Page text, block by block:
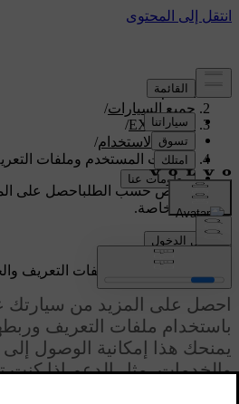
الدعم/
جميع السيارات/
EX90 2026
/
دليل الاستخدام/
حسابات المستخدم وملفات
دعم مخصص حسب الطلباحصل على
بسيارتك الخاصة.
تسجيل الدخول
حسابات المستخدم وملفات التعريف
احصل على المزيد من
باستخدام ملفات التعريف
يمنحك هذا إمكانية الوصول
والخدمات، مثل الدعم إذا